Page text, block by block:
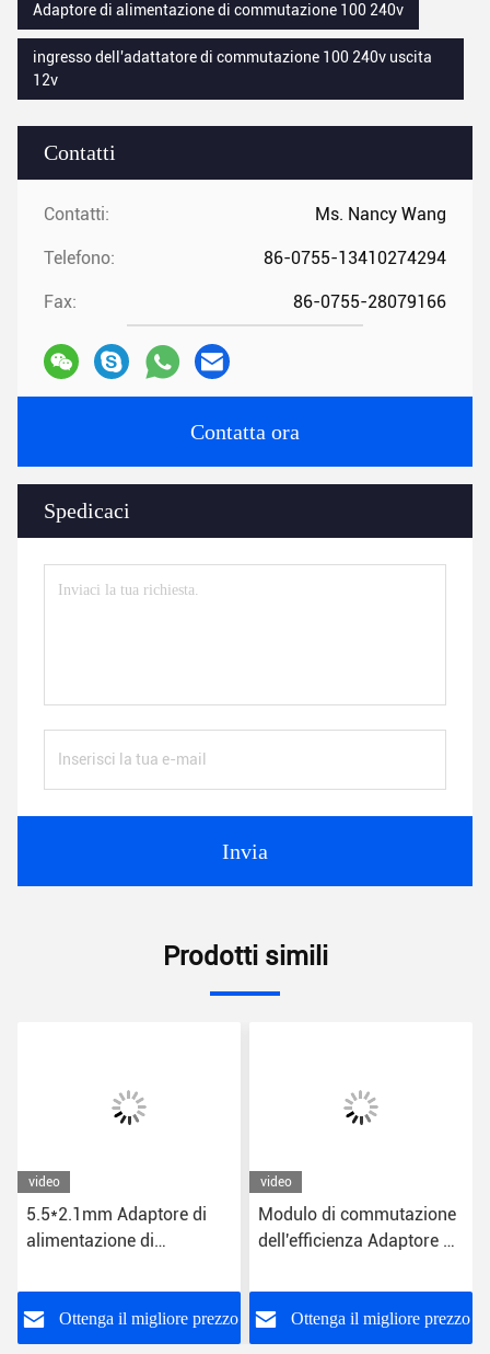
Contatti
Contatti: Ms. Nancy Wang
Telefono: 86-0755-13410274294
Fax: 86-0755-28079166
Contatta ora
Spedicaci
Invia
Adaptore di alimentazione di commutazione 100 240v
ingresso dell'adattatore di commutazione 100 240v uscita
12v
Prodotti simili
video
5.5*2.1mm Adaptore di
alimentazione di
efficienza universale per
la protezione da tensione
12V DC US/EU/UK/AU
Ottenga il migliore prezzo
video
Modulo di commutazione
dell'efficienza Adaptore di
US/EU/UK/AU Plug CE
FCC RoHS certificato
Ottenga il migliore prezzo